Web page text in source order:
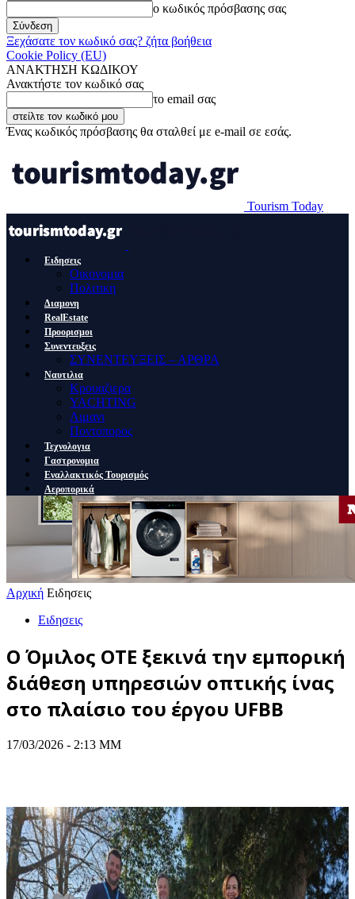
ο κωδικός πρόσβασης σας
Ξεχάσατε τον κωδικό σας? ζήτα βοήθεια
Cookie Policy (EU)
ΑΝΑΚΤΗΣΗ ΚΩΔΙΚΟΥ
Ανακτήστε τον κωδικό σας
το email σας
Ένας κωδικός πρόσβασης θα σταλθεί με e-mail σε εσάς.
Tourism Today
Ειδησεις
Οικονομια
Πολιτικη
Διαμονη
RealEstate
Προορισμοι
Συνεντευξεις
ΣΥΝΕΝΤΕΥΞΕΙΣ – ΑΡΘΡΑ
Ναυτιλια
Κρουαζιερα
YACHTING
Λιμανι
Ποντοπορος
Τεχνολογια
Γαστρονομια
Εναλλακτικός Τουρισμός
Αεροπορικά
Αρχική Ειδησεις
Ειδησεις
Ο Όμιλος ΟΤΕ ξεκινά την εμπορική
διάθεση υπηρεσιών οπτικής ίνας
στο πλαίσιο του έργου UFBB
17/03/2026 - 2:13 ΜΜ